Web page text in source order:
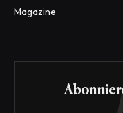
Magazine